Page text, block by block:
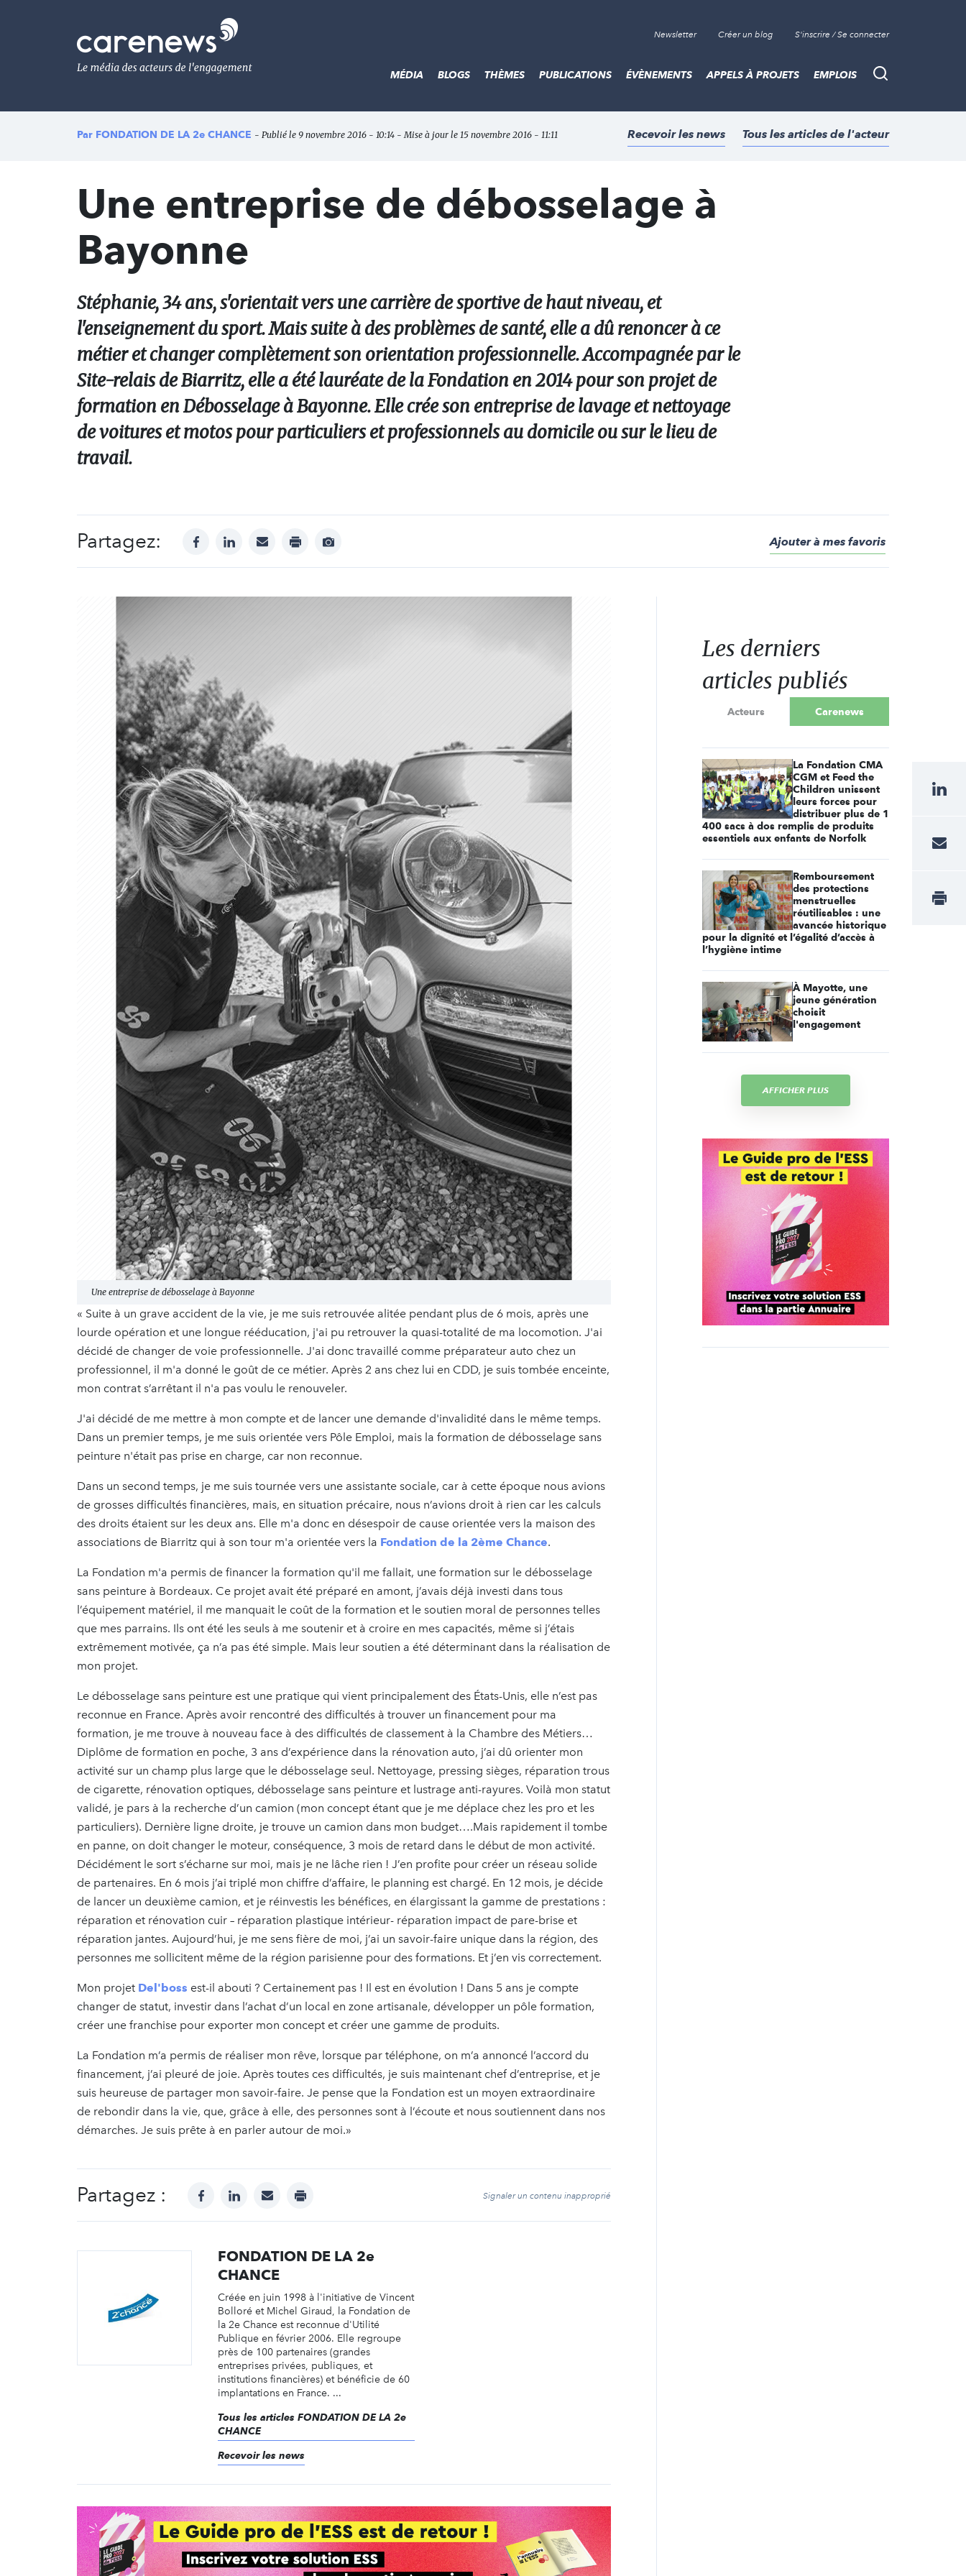
Le
média
de
l'engagement
Newsletter Créer un blog S'inscrire / Se connecter
Recherche
MÉDIA BLOGS THÈMES PUBLICATIONS ÉVÈNEMENTS APPELS À PROJETS EMPLOIS
Par FONDATION DE LA 2e CHANCE - Publié le 9 novembre 2016 - 10:14 - Mise à jour le 15 novembre 2016 - 11:11 Recevoir les news Tous les articles de l'acteur
Une entreprise de débosselage à
Bayonne
Stéphanie, 34 ans, s'orientait vers une carrière de sportive de haut niveau, et
l'enseignement du sport. Mais suite à des problèmes de santé, elle a dû renoncer à ce
métier et changer complètement son orientation professionnelle. Accompagnée par le
Site-relais de Biarritz, elle a été lauréate de la Fondation en 2014 pour son projet de
formation en Débosselage à Bayonne. Elle crée son entreprise de lavage et nettoyage
de voitures et motos pour particuliers et professionnels au domicile ou sur le lieu de
travail.
Partagez: facebooklinkedinmail print
Afficher
Ajouter à mes favoris
Une entreprise de débosselage à Bayonne
« Suite à un grave accident de la vie, je me suis retrouvée alitée pendant plus de 6 mois, après une
lourde opération et une longue rééducation, j'ai pu retrouver la quasi-totalité de ma locomotion. J'ai
décidé de changer de voie professionnelle. J'ai donc travaillé comme préparateur auto chez un
professionnel, il m'a donné le goût de ce métier. Après 2 ans chez lui en CDD, je suis tombée enceinte,
mon contrat s’arrêtant il n'a pas voulu le renouveler.
J'ai décidé de me mettre à mon compte et de lancer une demande d'invalidité dans le même temps.
Dans un premier temps, je me suis orientée vers Pôle Emploi, mais la formation de débosselage sans
peinture n'était pas prise en charge, car non reconnue.
Dans un second temps, je me suis tournée vers une assistante sociale, car à cette époque nous avions
de grosses difficultés financières, mais, en situation précaire, nous n’avions droit à rien car les calculs
des droits étaient sur les deux ans. Elle m'a donc en désespoir de cause orientée vers la maison des
associations de Biarritz qui à son tour m'a orientée vers la Fondation de la 2ème Chance.
La Fondation m'a permis de financer la formation qu'il me fallait, une formation sur le débosselage
sans peinture à Bordeaux. Ce projet avait été préparé en amont, j’avais déjà investi dans tous
l’équipement matériel, il me manquait le coût de la formation et le soutien moral de personnes telles
que mes parrains. Ils ont été les seuls à me soutenir et à croire en mes capacités, même si j’étais
extrêmement motivée, ça n’a pas été simple. Mais leur soutien a été déterminant dans la réalisation de
mon projet.
Le débosselage sans peinture est une pratique qui vient principalement des États-Unis, elle n’est pas
reconnue en France. Après avoir rencontré des difficultés à trouver un financement pour ma
formation, je me trouve à nouveau face à des difficultés de classement à la Chambre des Métiers…
Diplôme de formation en poche, 3 ans d’expérience dans la rénovation auto, j’ai dû orienter mon
activité sur un champ plus large que le débosselage seul. Nettoyage, pressing sièges, réparation trous
de cigarette, rénovation optiques, débosselage sans peinture et lustrage anti-rayures. Voilà mon statut
validé, je pars à la recherche d’un camion (mon concept étant que je me déplace chez les pro et les
particuliers). Dernière ligne droite, je trouve un camion dans mon budget….Mais rapidement il tombe
en panne, on doit changer le moteur, conséquence, 3 mois de retard dans le début de mon activité.
Décidément le sort s’écharne sur moi, mais je ne lâche rien ! J’en profite pour créer un réseau solide
de partenaires. En 6 mois j’ai triplé mon chiffre d’affaire, le planning est chargé. En 12 mois, je décide
de lancer un deuxième camion, et je réinvestis les bénéfices, en élargissant la gamme de prestations :
réparation et rénovation cuir – réparation plastique intérieur- réparation impact de pare-brise et
réparation jantes. Aujourd’hui, je me sens fière de moi, j’ai un savoir-faire unique dans la région, des
personnes me sollicitent même de la région parisienne pour des formations. Et j’en vis correctement.
Mon projet Del'boss est-il abouti ? Certainement pas ! Il est en évolution ! Dans 5 ans je compte
changer de statut, investir dans l’achat d’un local en zone artisanale, développer un pôle formation,
créer une franchise pour exporter mon concept et créer une gamme de produits.
La Fondation m’a permis de réaliser mon rêve, lorsque par téléphone, on m’a annoncé l’accord du
financement, j’ai pleuré de joie. Après toutes ces difficultés, je suis maintenant chef d’entreprise, et je
suis heureuse de partager mon savoir-faire. Je pense que la Fondation est un moyen extraordinaire
de rebondir dans la vie, que, grâce à elle, des personnes sont à l’écoute et nous soutiennent dans nos
démarches. Je suis prête à en parler autour de moi.»
Partagez : facebooklinkedinmail print Signaler un contenu inapproprié
FONDATION DE LA 2e
CHANCE
Créée en juin 1998 à l'initiative de Vincent
Bolloré et Michel Giraud, la Fondation de
la 2e Chance est reconnue d'Utilité
Publique en février 2006. Elle regroupe
près de 100 partenaires (grandes
entreprises privées, publiques, et
institutions financières) et bénéficie de 60
implantations en France. ...
Tous les articles FONDATION DE LA 2e
CHANCE
Recevoir les news
Les derniers
articles publiés
Acteurs Carenews
La Fondation CMA
CGM et Feed the
Children unissent
leurs forces pour
distribuer plus de 1
400 sacs à dos remplis de produits
essentiels aux enfants de Norfolk
Remboursement
des protections
menstruelles
réutilisables : une
avancée historique
pour la dignité et l’égalité d’accès à
l’hygiène intime
À Mayotte, une
jeune génération
choisit
l'engagement
AFFICHER PLUS